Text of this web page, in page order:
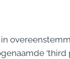
in
‘third